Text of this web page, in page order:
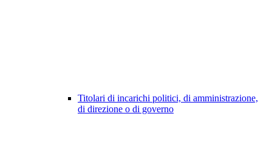
Titolari di incarichi politici, di amministrazione,
di direzione o di governo